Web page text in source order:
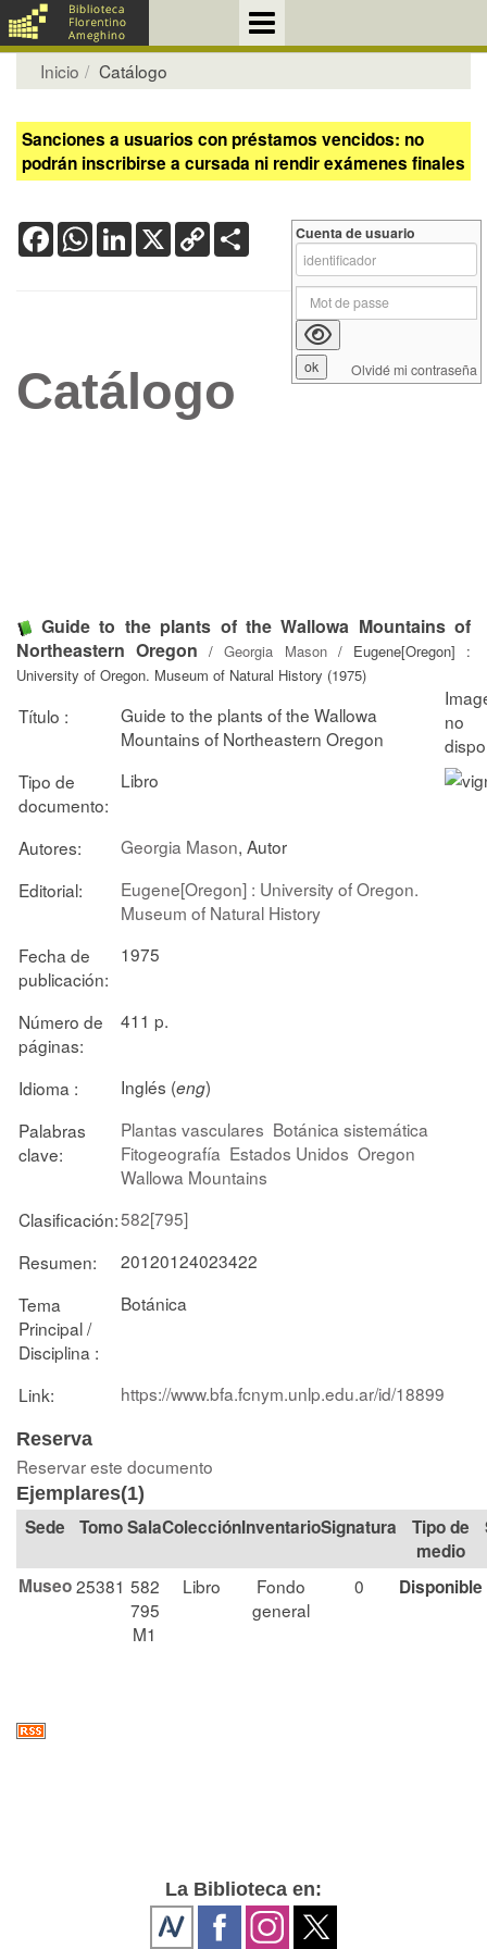
Inicio Catálogo
Sanciones a usuarios con préstamos vencidos: no
podrán inscribirse a cursada ni rendir exámenes finales
FacebookWhatsApp
LinkedIn
X Copy
Link
Catálogo
Guide to the plants of the Wallowa Mountains of
Northeastern Oregon /Georgia Mason/ Eugene[Oregon] :
University of Oregon. Museum of Natural History (1975)
Título :
Guide to the plants of the Wallowa
Mountains of Northeastern Oregon
Tipo de
documento:
Libro
Autores: Georgia Mason, Autor
Editorial:
Eugene[Oregon] : University of Oregon.
Museum of Natural History
Fecha de
publicación:
1975
Número de
páginas:
411 p.
Idioma : Inglés (eng)
Palabras
clave:
Plantas vasculares Botánica sistemática
Fitogeografía Estados Unidos Oregon
Wallowa Mountains
Clasificación:582[795]
Resumen:
20120124023422
Tema
Principal /
Disciplina :
Botánica
Link: https://www.bfa.fcnym.unlp.edu.ar/id/18899
Reserva
Reservar este documento
Ejemplares(1)
Tomo SalaColección Signatura
Tipo de
medio
Museo25381 582
795
M1
Libro
Fondo
general
0 Disponible
Cuenta de usuario
Olvidé mi contraseña
La Biblioteca en: